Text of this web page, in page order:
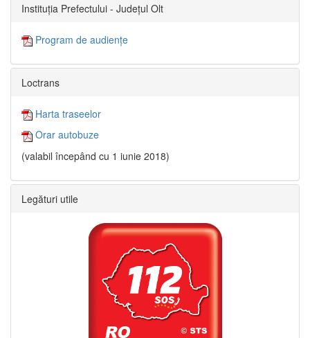
Instituția Prefectului - Județul Olt
Program de audiențe
Loctrans
Harta traseelor
Orar autobuze
(valabil începând cu 1 iunie 2018)
Legături utile